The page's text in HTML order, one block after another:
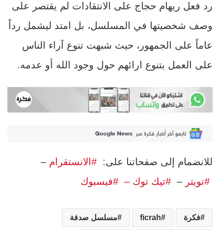
رد فعل ريهام حجاج على الانتقادات لم يقتصر على
وصف شخصيتها في المسلسل، بل امتد ليشمل رداً
عاماً على الجمهور، حيث شبهت تنوع آراء الناس
على العمل بتنوع ارائهم حول وجود الله أو عدمه.
للانضمام إلى صفحاتنا على: #الانستقرام –
#تويتر – #تيك توك – #فيسبوك
فكرة ficrah مسلسل صدفة